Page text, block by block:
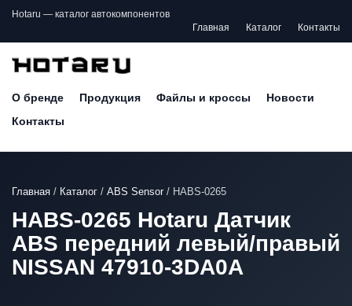
Hotaru — каталог автокомпонентов
Главная
Каталог Контакты
О бренде Продукция Файлы и кроссы
Новости
Контакты
Главная / Каталог / ABS Sensor/ HABS-0265
HABS-0265 Hotaru Датчик
ABS передний левый/правый
NISSAN 47910-3DA0A